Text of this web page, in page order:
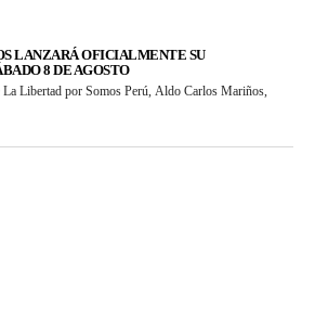
LANZARÁ OFICIALMENTE SU
8 DE AGOSTO
La Libertad por Somos Perú, Aldo Carlos Mariños,